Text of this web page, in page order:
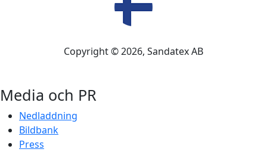
Copyright ©2026, Sandatex AB
Media och PR
Nedladdning
Bildbank
Press